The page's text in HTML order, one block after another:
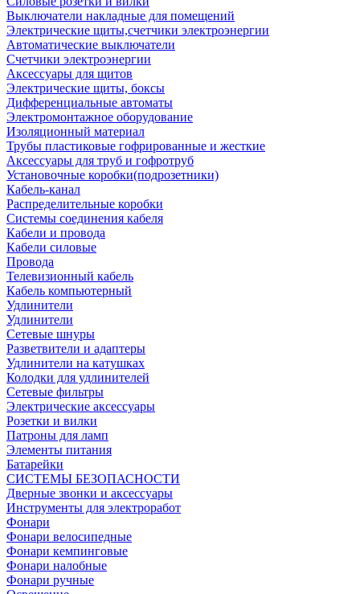
Выключатели накладные для помещений
Электрические щиты,счетчики электроэнергии
Автоматические выключатели
Счетчики электроэнергии
Аксессуары для щитов
Электрические щиты, боксы
Дифференциальные автоматы
Электромонтажное оборудование
Изоляционный материал
Трубы пластиковые гофрированные и жесткие
Аксессуары для труб и гофротруб
Установочные коробки(подрозетники)
Кабель-канал
Распределительные коробки
Системы соединения кабеля
Кабели и провода
Кабели силовые
Провода
Телевизионный кабель
Кабель компьютерный
Удлинители
Удлинители
Сетевые шнуры
Разветвители и адаптеры
Удлинители на катушках
Колодки для удлинителей
Сетевые фильтры
Электрические аксессуары
Розетки и вилки
Патроны для ламп
Элементы питания
Батарейки
СИСТЕМЫ БЕЗОПАСНОСТИ
Дверные звонки и аксессуары
Инструменты для электроработ
Фонари
Фонари велосипедные
Фонари кемпинговые
Фонари налобные
Фонари ручные